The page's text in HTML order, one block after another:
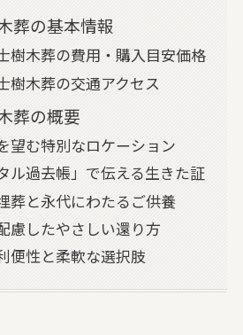
葬の基本情報
樹木葬の費用・購入目安価格
樹木葬の交通アクセス
葬の概要
望む特別なロケーション
ル過去帳」で伝える生きた証
葬と永代にわたるご供養
慮したやさしい還り方
便性と柔軟な選択肢